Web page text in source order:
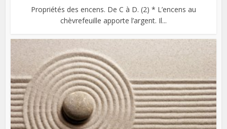
Propriétés des encens. De C à D. (2) * L’encens au
chèvrefeuille apporte l’argent. Il...